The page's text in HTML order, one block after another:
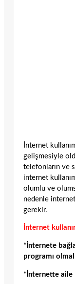
İnternet
gelişmesiyle
telefonların ve
internet
olumlu ve
nedenle
gerekir.
İnternet
*İnternete
programı
*İnternette aile